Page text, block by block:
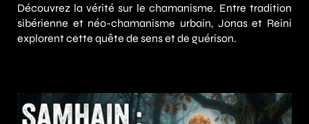
Découvrez la vérité sur le chamanisme. Entre tradition
sibérienne et néo-chamanisme urbain, Jonas et Reini
explorent cette quête de sens et de guérison.